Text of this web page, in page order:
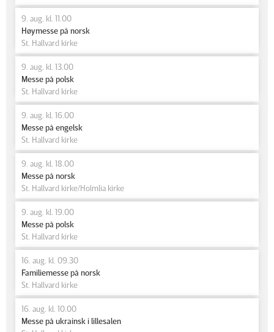
9. aug. kl. 11.00
Høymesse på norsk
St. Hallvard kirke
9. aug. kl. 13.00
Messe på polsk
St. Hallvard kirke
9. aug. kl. 16.00
Messe på engelsk
St. Hallvard kirke
9. aug. kl. 18.00
Messe på norsk
St. Hallvard kirke/Holmlia kirke
9. aug. kl. 19.00
Messe på polsk
St. Hallvard kirke
16. aug. kl. 09.30
Familiemesse på norsk
St. Hallvard kirke
16. aug. kl. 10.00
Messe på ukrainsk i lillesalen